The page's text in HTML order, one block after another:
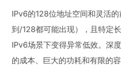
IPv6的128位地址空间和灵活
到/128都可能出现），且特定
IPv6场景下变得异常低效。深
的成本、巨大的功耗和有限的